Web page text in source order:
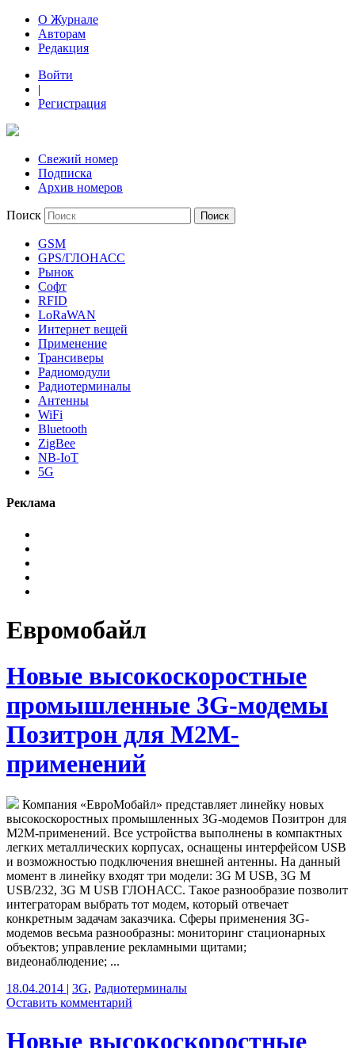
О Журнале
Авторам
Редакция
Войти
|
Регистрация
Свежий номер
Подписка
Архив номеров
Поиск
GSM
GPS/ГЛОНАСС
Рынок
Софт
RFID
LoRaWAN
Интернет вещей
Применение
Трансиверы
Радиомодули
Радиотерминалы
Антенны
WiFi
Bluetooth
ZigBee
NB-IoT
5G
Реклама
Евромобайл
Новые высокоскоростные
промышленные 3G-модемы
Позитрон для M2M-
применений
Компания «ЕвроМобайл» представляет линейку новых
высокоскоростных промышленных 3G-модемов Позитрон для
M2M-применений. Все устройства выполнены в компактных
легких металлических корпусах, оснащены интерфейсом USB
и возможностью подключения внешней антенны. На данный
момент в линейку входят три модели: 3G M USB, 3G M
USB/232, 3G M USB ГЛОНАСС. Такое разнообразие позволит
интеграторам выбрать тот модем, который отвечает
конкретным задачам заказчика. Сферы применения 3G-
модемов весьма разнообразны: мониторинг стационарных
объектов; управление рекламными щитами;
видеонаблюдение; ...
18.04.2014 | 3G, Радиотерминалы
Оставить комментарий
Новые высокоскоростные